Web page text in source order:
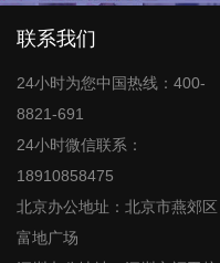
联系我们
24小时为您中国热线：400-
8821-691
24小时微信联系：
18910858475
北京办公地址：北京市燕郊区
富地广场